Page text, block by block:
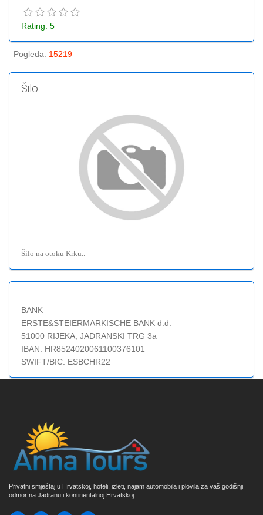
Rating: 5
Pogleda: 15219
Šilo
Šilo na otoku Krku..
BANK
ERSTE&STEIERMARKISCHE BANK d.d.
51000 RIJEKA, JADRANSKI TRG 3a
IBAN: HR8524020061100376101
SWIFT/BIC: ESBCHR22
Privatni smještaj u Hrvatskoj, hoteli, izleti, najam automobila i plovila za vaš godišnji
odmor na Jadranu i kontinentalnoj Hrvatskoj